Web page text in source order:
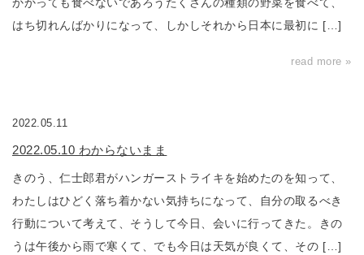
はち切れんばかりになって、しかしそれから日本に最初に […]
read more »
2022.05.11
2022.05.10 わからないまま
きのう、仁士郎君がハンガーストライキを始めたのを知って、
わたしはひどく落ち着かない気持ちになって、自分の取るべき
行動について考えて、そうして今日、会いに行ってきた。きの
うは午後から雨で寒くて、でも今日は天気が良くて、その […]